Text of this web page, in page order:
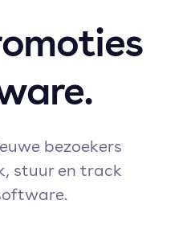
bezoekers
stuur en track